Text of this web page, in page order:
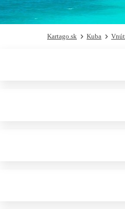
Kartago.sk Kuba